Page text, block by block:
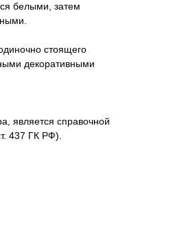
белыми, затем
стоящего
декоративными
является справочной
437 ГК РФ).